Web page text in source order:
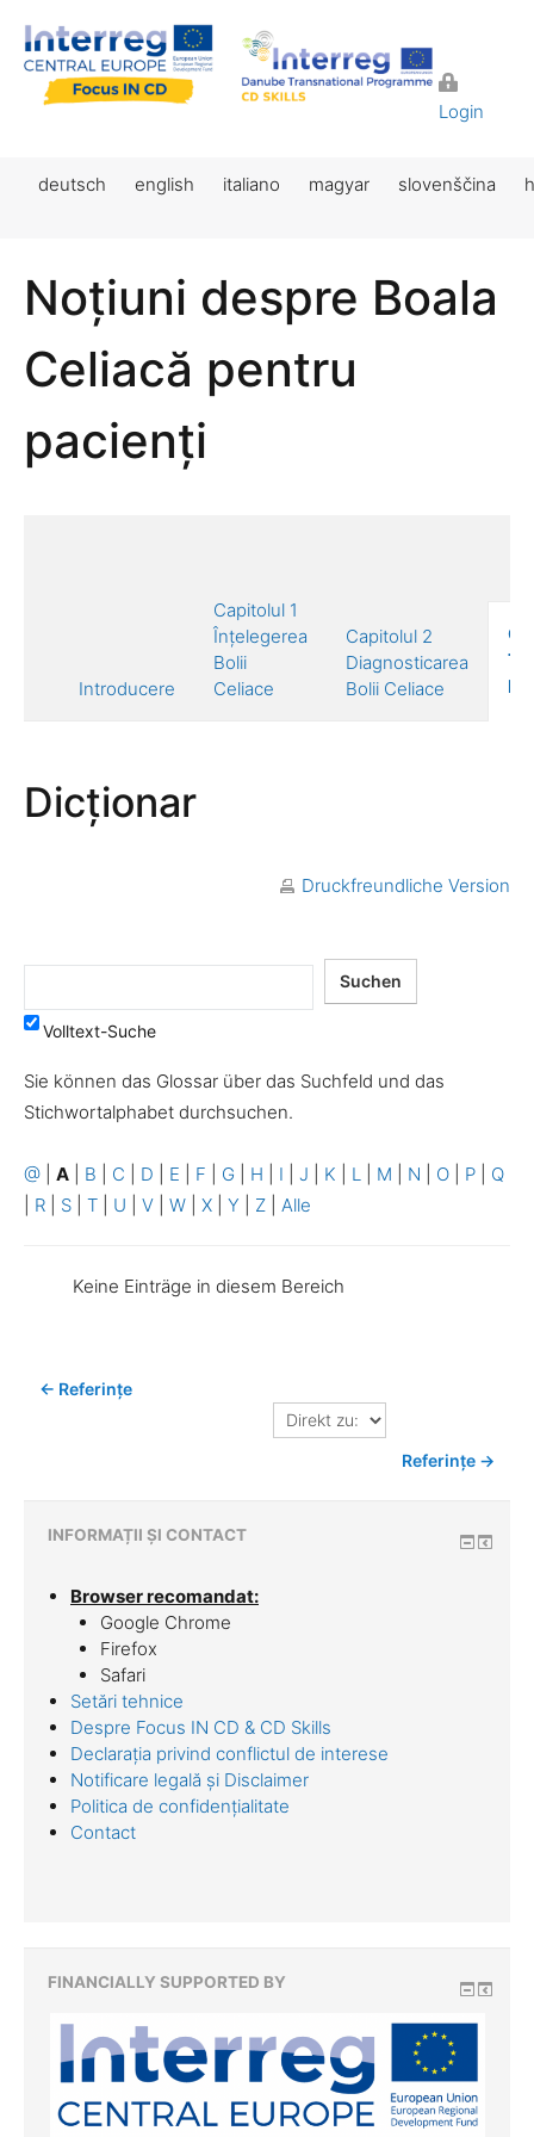
Login
deutsch english italiano magyar slovenščina
Noțiuni despre Boala
Celiacă pentru
pacienți
Introducere
Capitolul 1
Înțelegerea
Bolii
Celiace
Capitolul 2
Diagnosticarea
Bolii Celiace
Dicționar
Druckfreundliche Version
Volltext-Suche
Sie können das Glossar über das Suchfeld und das
Stichwortalphabet durchsuchen.
@ A B C D E F G H I J K L M N O P
Q
R S T U V W X Y Z Alle
Keine Einträge in diesem Bereich
← Referințe
Direkt
zu:
Referințe →
INFORMAȚII ȘI CONTACT
Browser recomandat:
Google Chrome
Firefox
Safari
Setări tehnice
Despre Focus IN CD & CD Skills
Declarația privind conflictul de interese
Notificare legală și Disclaimer
Politica de confidențialitate
Contact
FINANCIALLY SUPPORTED BY